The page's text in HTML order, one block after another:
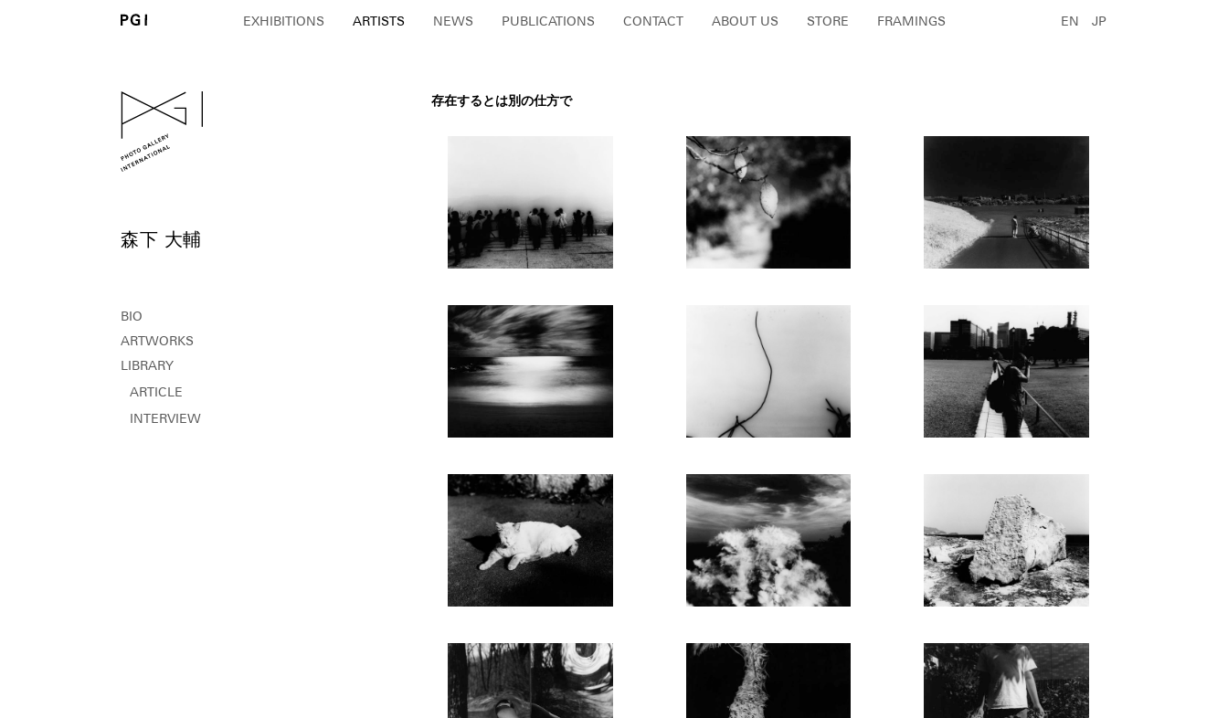
EXHIBITIONS ARTISTS NEWS PUBLICATIONS CONTACT ABOUT US STORE FRAMINGS EN JP
森下 大輔
BIO
ARTWORKS
LIBRARY
ARTICLE
INTERVIEW
存在するとは別の仕方で